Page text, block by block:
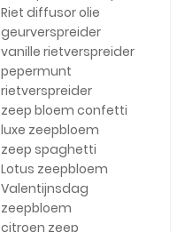
Riet diffusor olie
geurverspreider
vanille rietverspreider
pepermunt
rietverspreider
zeep bloem confetti
luxe zeepbloem
zeep spaghetti
Lotus zeepbloem
Valentijnsdag
zeepbloem
citroen zeep